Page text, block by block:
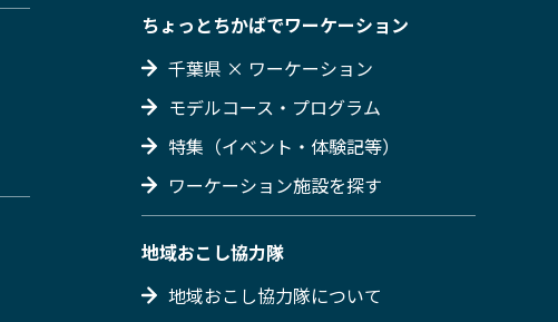
ちょっとちかばでワーケーション
千葉県 × ワーケーション
モデルコース・プログラム
特集（イベント・体験記等）
ワーケーション施設を探す
地域おこし協力隊
地域おこし協力隊について